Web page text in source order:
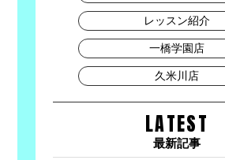
レッスン紹介
一橋学園店
久米川店
LATEST
最新記事